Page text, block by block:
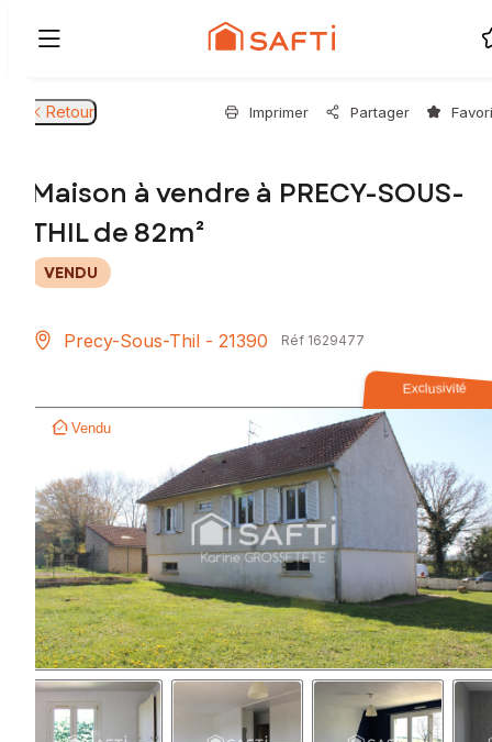
Retour Imprimer Partager
Maison à vendre à PRECY-SOUS-
THIL de 82m²
VENDU
Precy-Sous-Thil - 21390 Réf 1629477
Exclusivité
Vendu